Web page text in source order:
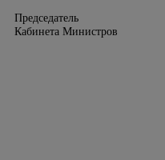
Председатель
Кабинета